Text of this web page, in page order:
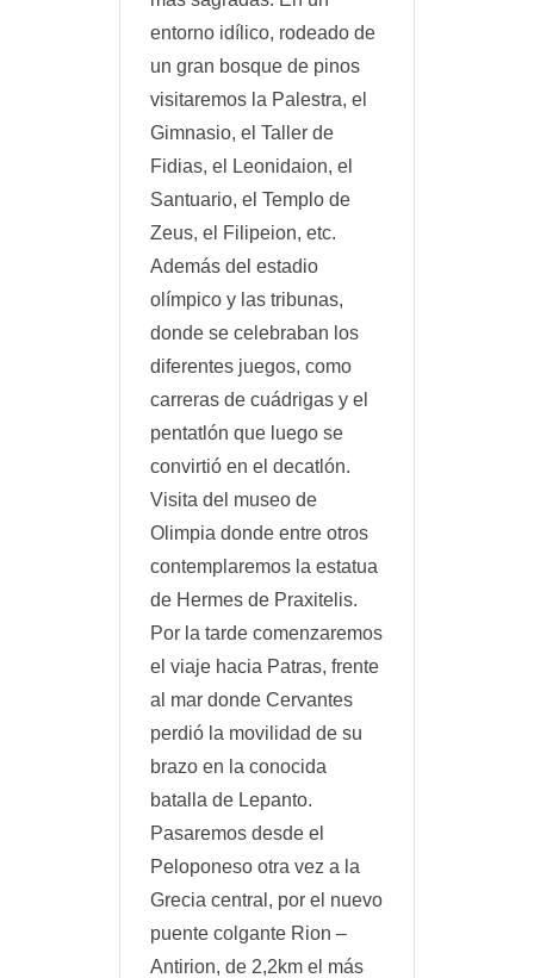
entorno idílico, rodeado de
un gran bosque de pinos
visitaremos la Palestra, el
Gimnasio, el Taller de
Fidias, el Leonidaion, el
Santuario, el Templo de
Zeus, el Filipeion, etc.
Además del estadio
olímpico y las tribunas,
donde se celebraban los
diferentes juegos, como
carreras de cuádrigas y el
pentatlón que luego se
convirtió en el decatlón.
Visita del museo de
Olimpia donde entre otros
contemplaremos la estatua
de Hermes de Praxitelis.
Por la tarde comenzaremos
el viaje hacia Patras, frente
al mar donde Cervantes
perdió la movilidad de su
brazo en la conocida
batalla de Lepanto.
Pasaremos desde el
Peloponeso otra vez a la
Grecia central, por el nuevo
puente colgante Rion –
Antirion, de 2,2km el más